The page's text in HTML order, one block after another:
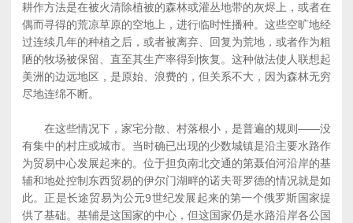
耕作方法是在被火清除植被的森林或灌丛地带的灰烬上，或者在
偶而寻得的荒凉草原的空地上，进行临时性播种。这些空旷地经
过连续几年的种植之后，或者被离弃、回复为荒地，或者作为粗
陋的牧场被保留、直至其生产率得到恢复。这种做法使人联想起
美洲的边远地区，是原始、浪费的，但关系不大，因为森林无穷
尽地连绵不断。
在这些情况下，家宅分散、村落根小，是普遍的规则――没
有集中的村庄或城市。当时确已出现的少数城镇是沿主要水路作
为贸易中心发展起来的。位于担负南北交通的第聂伯河沿岸的基
辅和地处控制东西贸易的伊尔门湖畔的诺夫哥罗德的情况就是如
此。正是长途贸易为公元9世纪发展起来的第一个俄罗斯国家提
供了基础。基辅是这国家的中心，但这国家仍是水路沿岸各公国